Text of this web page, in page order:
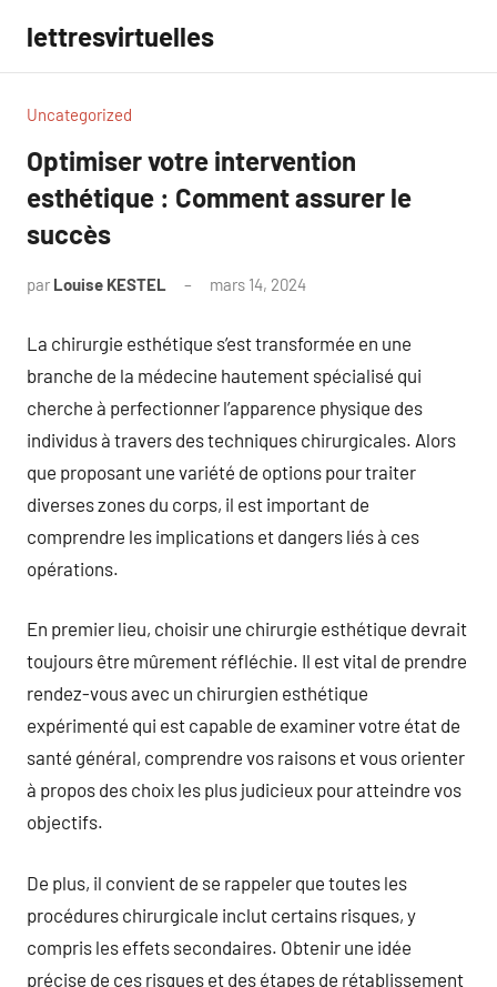
contenu
lettresvirtuelles
Uncategorized
Optimiser votre intervention
esthétique : Comment assurer le
succès
par Louise KESTEL mars 14, 2024
La chirurgie esthétique s’est transformée en une
branche de la médecine hautement spécialisé qui
cherche à perfectionner l’apparence physique des
individus à travers des techniques chirurgicales. Alors
que proposant une variété de options pour traiter
diverses zones du corps, il est important de
comprendre les implications et dangers liés à ces
opérations.
En premier lieu, choisir une chirurgie esthétique devrait
toujours être mûrement réfléchie. Il est vital de prendre
rendez-vous avec un chirurgien esthétique
expérimenté qui est capable de examiner votre état de
santé général, comprendre vos raisons et vous orienter
à propos des choix les plus judicieux pour atteindre vos
objectifs.
De plus, il convient de se rappeler que toutes les
procédures chirurgicale inclut certains risques, y
compris les effets secondaires. Obtenir une idée
précise de ces risques et des étapes de rétablissement